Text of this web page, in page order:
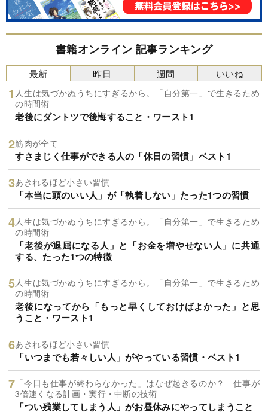
書籍オンライン 記事ランキング
最新
人生は気づかぬうちにすぎるから。「自分第一」で生きるため
の時間術
老後にダントツで後悔すること・ワースト1
筋肉が全て
すさまじく仕事ができる人の「休日の習慣」ベスト1
あきれるほど小さい習慣
「本当に頭のいい人」が「執着しない」たった1つの習慣
人生は気づかぬうちにすぎるから。「自分第一」で生きるため
の時間術
「老後が退屈になる人」と「お金を増やせない人」に共通
する、たった1つの特徴
人生は気づかぬうちにすぎるから。「自分第一」で生きるため
の時間術
老後になってから「もっと早くしておけばよかった」と思
うこと・ワースト1
あきれるほど小さい習慣
「いつまでも若々しい人」がやっている習慣・ベスト1
「今日も仕事が終わらなかった」はなぜ起きるのか？ 仕事が
3倍速くなる計画・実行・中断の技術
「つい残業してしまう人」がお昼休みにやってしまうこと
昨日 週間 いいね